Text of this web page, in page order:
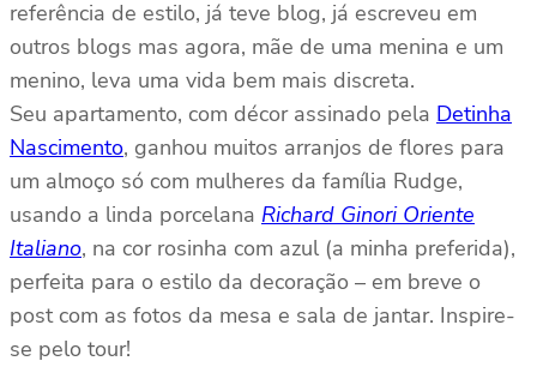
referência de estilo, já teve blog, já escreveu em
outros blogs mas agora, mãe de uma menina e um
menino, leva uma vida bem mais discreta.
Seu apartamento, com décor assinado pela Detinha
Nascimento, ganhou muitos arranjos de flores para
um almoço só com mulheres da família Rudge,
usando a linda porcelana Richard Ginori Oriente
Italiano, na cor rosinha com azul (a minha preferida),
perfeita para o estilo da decoração – em breve o
post com as fotos da mesa e sala de jantar. Inspire-
se pelo tour!